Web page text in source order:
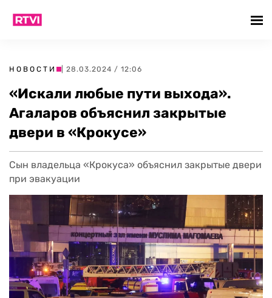
НОВОСТИ | 28.03.2024 / 12:06
«Искали любые пути выхода».
Агаларов объяснил закрытые
двери в «Крокусе»
Сын владельца «Крокуса» объяснил закрытые двери
при эвакуации